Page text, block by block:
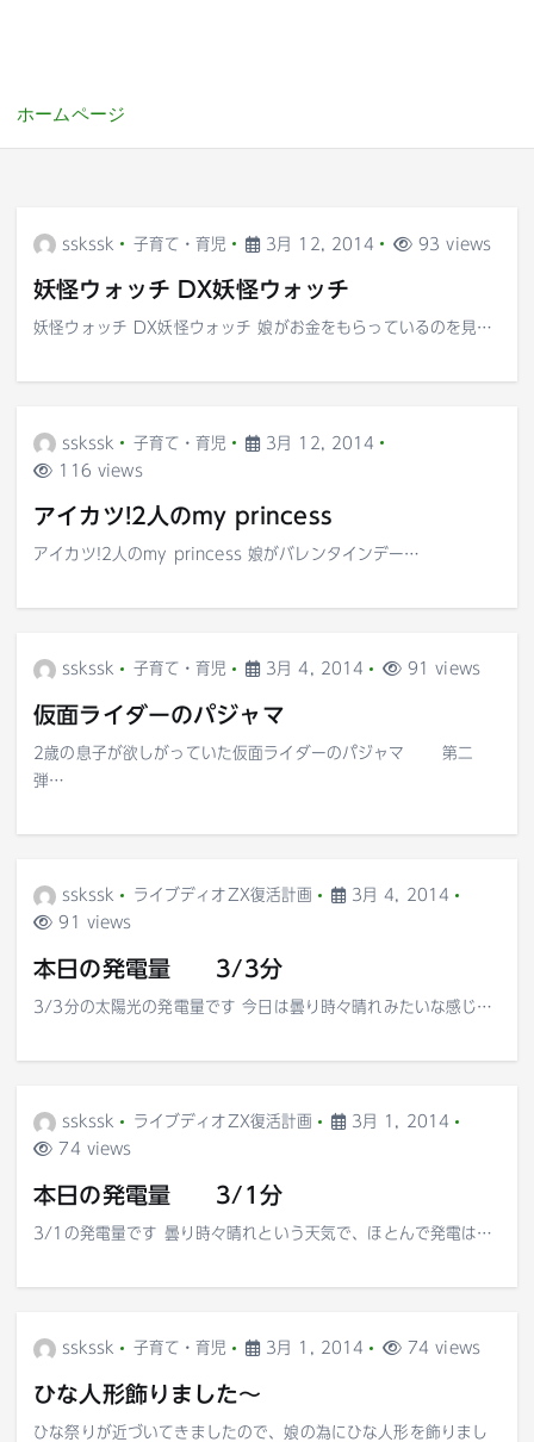
ホームページ
sskssk 子育て・育児 3月 12, 2014 93 views
妖怪ウォッチ DX妖怪ウォッチ
妖怪ウォッチ DX妖怪ウォッチ 娘がお金をもらっているのを見…
sskssk 子育て・育児
3月 12, 2014
116 views
アイカツ!2人のmy princess
アイカツ!2人のmy princess 娘がバレンタインデー…
sskssk 子育て・育児 3月 4, 2014 91 views
仮面ライダーのパジャマ
2歳の息子が欲しがっていた仮面ライダーのパジャマ 第二
弾…
sskssk ライブディオZX復活計画
3月 4, 2014
91 views
本日の発電量 3/3分
3/3分の太陽光の発電量です 今日は曇り時々晴れみたいな感じ…
sskssk ライブディオZX復活計画
3月 1, 2014
74 views
本日の発電量 3/1分
3/1の発電量です 曇り時々晴れという天気で、ほとんで発電は…
sskssk 子育て・育児 3月 1, 2014 74 views
ひな人形飾りました～
ひな祭りが近づいてきましたので、娘の為にひな人形を飾りまし